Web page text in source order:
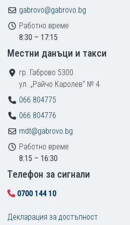
gabrovo@gabrovo.bg
Работно време
8:30 – 17:15
Местни данъци и такси
гр. Габрово 5300
ул. „Райчо Каролев“ № 4
066 804775
066 804776
mdt@gabrovo.bg
Работно време
8:15 – 16:30
Tелефон за сигнали
0700 144 10
Декларация за достъпност